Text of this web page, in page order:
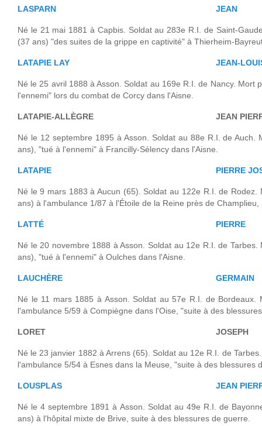
LASPARN JEAN
Né le 21 mai 1881 à Capbis. Soldat au 283e R.I. de Saint-
(37 ans) "des suites de la grippe en captivité" à Thierheim-
LATAPIE LAY JEAN-
Né le 25 avril 1888 à Asson. Soldat au 169e R.I. de Nancy.
l'ennemi" lors du combat de Corcy dans l'Aisne.
LATAPIE-ALLÈGRE JEAN
Né le 12 septembre 1895 à Asson. Soldat au 88e R.I. de
ans), "tué à l'ennemi" à Francilly-Sélency dans l'Aisne.
LATAPIE PIERRE
Né le 9 mars 1883 à Aucun (65). Soldat au 122e R.I. de
ans) à l'ambulance 1/87 à l'Étoile de la Reine près de
LATTÉ PIERRE
Né le 20 novembre 1888 à Asson. Soldat au 12e R.I. de
ans), "tué à l'ennemi" à Oulches dans l'Aisne.
LAUCHÈRE GERMAIN
Né le 11 mars 1885 à Asson. Soldat au 57e R.I. de
l'ambulance 5/59 à Compiègne dans l'Oise, "suite à des
LORET JOSEPH
Né le 23 janvier 1882 à Arrens (65). Soldat au 12e R.I. de
l'ambulance 5/54 à Esnes dans la Meuse, "suite à des blessures
LOUSPLAS JEAN
Né le 4 septembre 1891 à Asson. Soldat au 49e R.I. de
ans) à l'hôpital mixte de Brive, suite à des blessures de guerre.